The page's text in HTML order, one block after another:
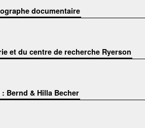
documentaire
et du centre de recherche Ryerson
Bernd & Hilla Becher